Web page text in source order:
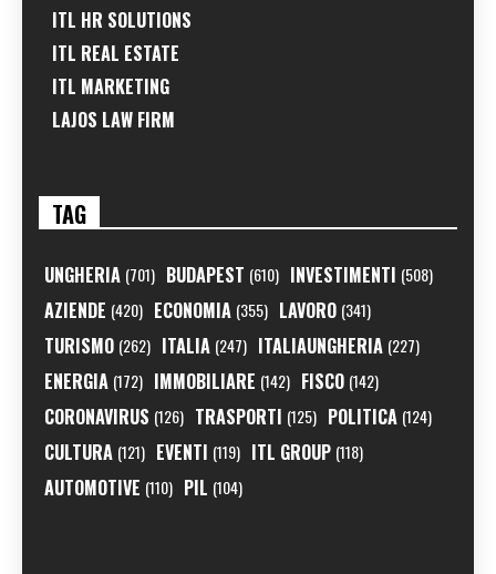
ITL HR SOLUTIONS
ITL REAL ESTATE
ITL MARKETING
LAJOS LAW FIRM
TAG
UNGHERIA (701) BUDAPEST (610) INVESTIMENTI (508)
AZIENDE (420) ECONOMIA (355) LAVORO (341)
TURISMO (262) ITALIA (247) ITALIAUNGHERIA (227)
ENERGIA (172) IMMOBILIARE (142) FISCO (142)
CORONAVIRUS (126) TRASPORTI (125) POLITICA (124)
CULTURA (121) EVENTI (119) ITL GROUP (118)
AUTOMOTIVE (110) PIL (104)